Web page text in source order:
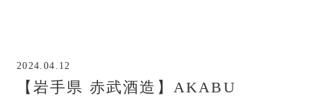
2024.04.12
【岩手県 赤武酒造】AKABU